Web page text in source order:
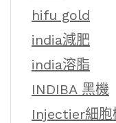
hifu gold
india減肥
india溶脂
INDIBA 黑機
Injectier細胞